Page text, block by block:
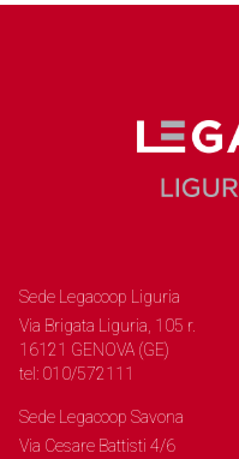
Sede Legacoop Liguria
Via Brigata Liguria, 105 r.
16121 GENOVA (GE)
tel: 010/572111
Sede Legacoop Savona
Via Cesare Battisti 4/6